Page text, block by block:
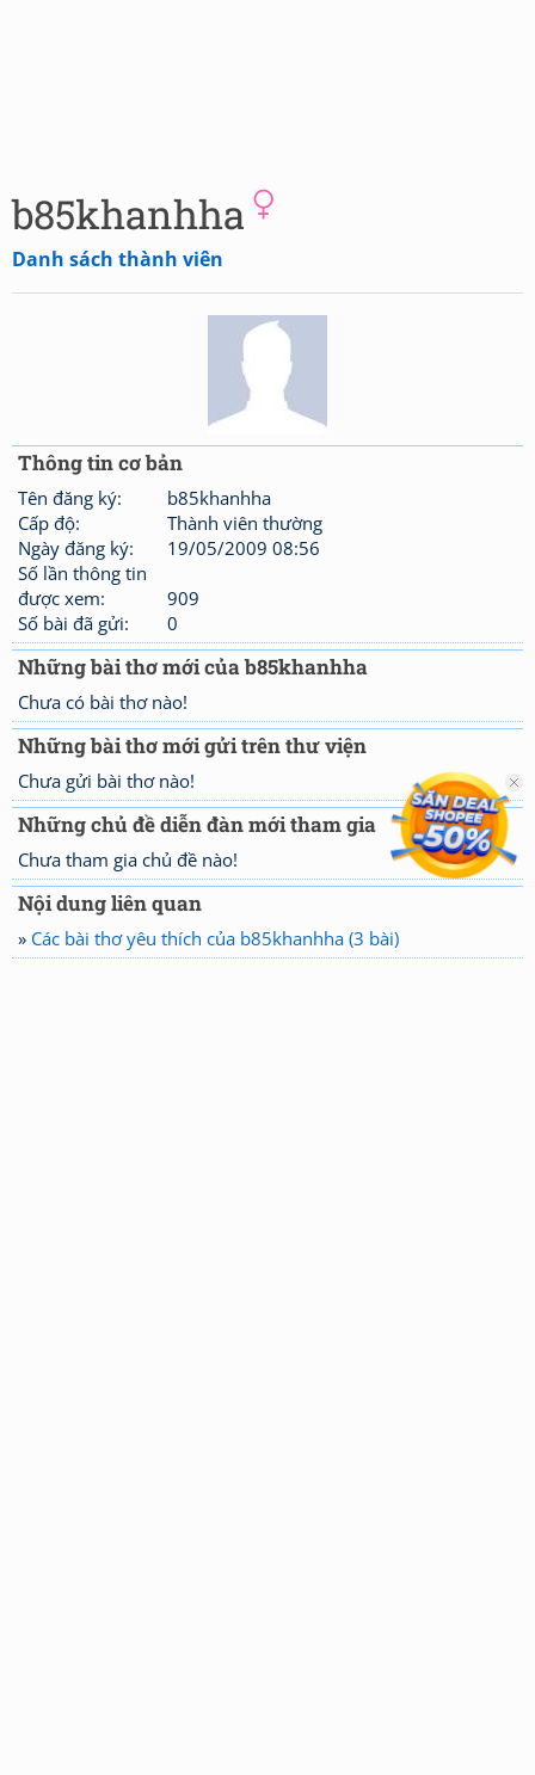
b85khanhha
Danh sách thành viên
Thông tin cơ bản
Tên đăng ký:
b85khanhha
Cấp độ:
Thành viên thường
Ngày đăng ký:
19/05/2009 08:56
Số lần thông tin
được xem:
909
Số bài đã gửi:
0
Những bài thơ mới của b85khanhha
Chưa có bài thơ nào!
Những bài thơ mới gửi trên thư viện
Chưa gửi bài thơ nào!
Những chủ đề diễn đàn mới tham gia
Chưa tham gia chủ đề nào!
Nội dung liên quan
» Các bài thơ yêu thích của b85khanhha (3 bài)